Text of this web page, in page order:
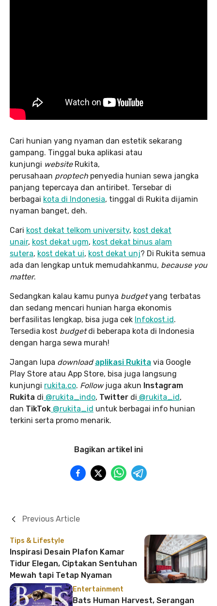
Cari hunian yang nyaman dan estetik sekarang
gampang. Tinggal buka aplikasi atau
kunjungi websiteRukita,
perusahaan proptech penyedia hunian sewa jangka
panjang tepercaya dan antiribet. Tersebar di
berbagai kota di Indonesia, tinggal di Rukita dijamin
nyaman banget, deh.
Cari kost dekat telkom university, kost dekat
unair, kost dekat ugm, kost dekat binus alam
sutera, kost dekat ui, kost dekat unj? Di Rukita semua
ada dan lengkap untuk memudahkanmu, because you
matter.
Sedangkan kalau kamu punya budgetyang terbatas
dan sedang mencari hunian harga ekonomis
berfasilitas lengkap, bisa juga cek Infokost.id .
Tersedia kost budgetdi beberapa kota di Indonesia
dengan harga sewa murah!
Jangan lupa download aplikasi Rukita via Google
Play Store atau App Store, bisa juga langsung
kunjungi rukita.co. Followjuga akun Instagram
Rukita di @rukita_indo, Twitter di @rukita_id ,
dan TikTok @rukita_id untuk berbagai info hunian
terkini serta promo menarik.
Bagikan artikel ini
Tips & Lifestyle
Inspirasi Desain Plafon Kamar
Tidur Elegan, Ciptakan Sentuhan
Mewah tapi Tetap Nyaman
Previous Article
Entertainment
Bats Human Harvest, Serangan